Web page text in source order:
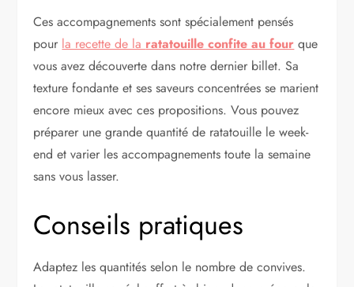
Ces accompagnements sont spécialement pensés
pour la recette de la ratatouille confite au four que
vous avez découverte dans notre dernier billet. Sa
texture fondante et ses saveurs concentrées se marient
encore mieux avec ces propositions. Vous pouvez
préparer une grande quantité de ratatouille le week-
end et varier les accompagnements toute la semaine
sans vous lasser.
Conseils pratiques
Adaptez les quantités selon le nombre de convives.